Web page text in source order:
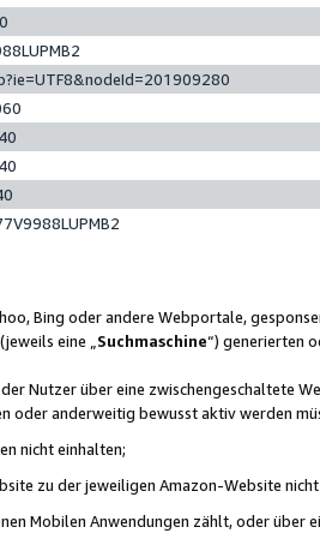
Bing oder andere Webportale,
eine „ Suchmaschine“) generierten
Nutzer über eine zwischengeschaltete
anderweitig bewusst aktiv werden
nicht einhalten;
zu der jeweiligen Amazon-Website
Mobilen Anwendungen zählt, oder über